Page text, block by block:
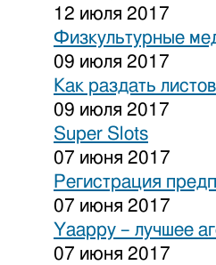
12 июля 2017
Физкультурные
09 июля 2017
Как раздать
09 июля 2017
Super Slots
07 июня 2017
Регистрация
07 июня 2017
Yaappy – лучшее
07 июня 2017